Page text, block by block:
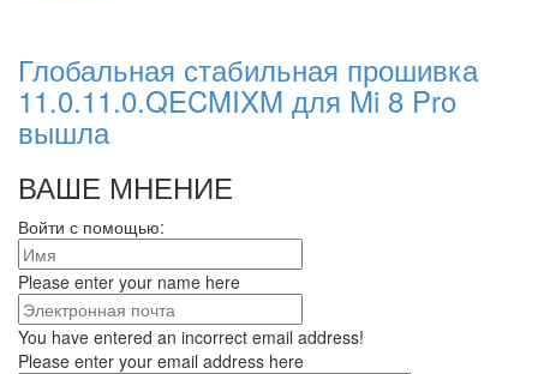
Глобальная стабильная прошивка
11.0.11.0.QECMIXM для Mi 8 Pro
вышла
ВАШЕ МНЕНИЕ
Войти с помощью:
Please enter your name here
You have entered an incorrect email address!
Please enter your email address here